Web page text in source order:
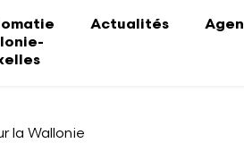
Actualités
la Wallonie